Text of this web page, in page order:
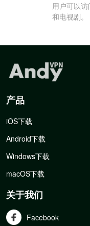
用户可以
和电视剧。
产品
iOS下载
Android下载
Windows下载
macOS下载
关于我们
Facebook